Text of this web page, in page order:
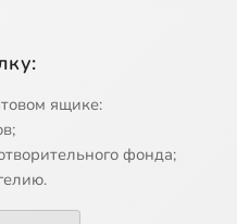
ящике:
фонда;